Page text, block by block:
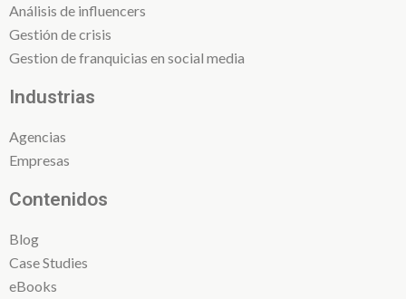
Análisis de influencers
Gestión de crisis
Gestion de franquicias en social media
Industrias
Agencias
Empresas
Contenidos
Blog
Case Studies
eBooks